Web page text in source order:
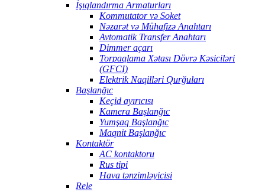
İşıqlandırma Armaturları
Kommutator və Soket
Nəzarət və Mühafizə Anahtarı
Avtomatik Transfer Anahtarı
Dimmer açarı
Torpaqlama Xətası Dövrə Kəsiciləri
(GFCI)
Elektrik Naqilləri Qurğuları
Başlanğıc
Keçid ayırıcısı
Kamera Başlanğıc
Yumşaq Başlanğıc
Maqnit Başlanğıc
Kontaktör
AC kontaktoru
Rus tipi
Hava tənzimləyicisi
Rele